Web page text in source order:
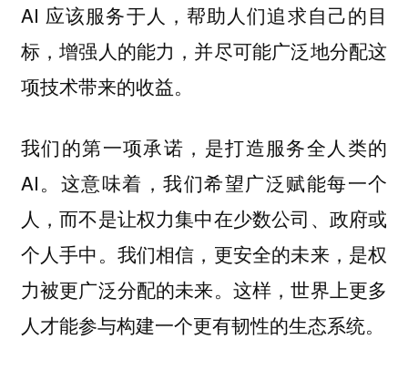
AI 应该服务于人，帮助人们追求自己的目
标，增强人的能力，并尽可能广泛地分配这
项技术带来的收益。
我们的第一项承诺，是打造服务全人类的
AI。这意味着，我们希望广泛赋能每一个
人，而不是让权力集中在少数公司、政府或
个人手中。我们相信，更安全的未来，是权
力被更广泛分配的未来。这样，世界上更多
人才能参与构建一个更有韧性的生态系统。